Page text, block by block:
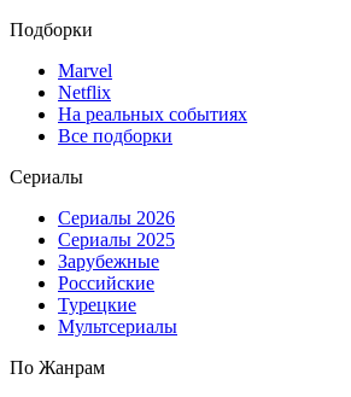
Подборки
Marvel
Netflix
На реальных событиях
Все подборки
Сериалы
Сериалы 2026
Сериалы 2025
Зарубежные
Российские
Турецкие
Мультсериалы
По Жанрам